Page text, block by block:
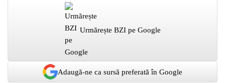
Urmărește BZI pe Google
Adaugă-ne ca sursă preferată în Google